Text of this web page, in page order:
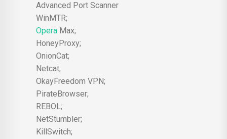
Advanced Port Scanner
WinMTR;
Opera Max;
HoneyProxy;
OnionCat;
Netcat;
OkayFreedom VPN;
PirateBrowser;
REBOL;
NetStumbler;
KillSwitch;